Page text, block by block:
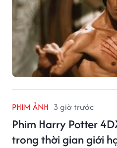
PHIM ẢNH 3 giờ trước
Phim Harry Potter
trong thời gian giới